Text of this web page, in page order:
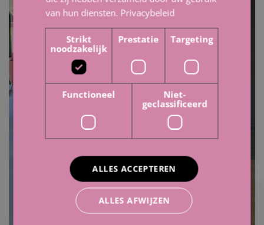
van hun diensten. Privacybeleid
Strikt
noodzakelijk
Prestatie Targeting
Functioneel
Niet-
geclassificeerd
ALLES ACCEPTEREN
ALLES AFWIJZEN